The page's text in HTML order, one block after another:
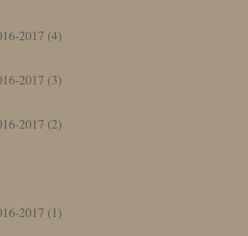
2017 (4)
2017 (3)
2017 (2)
2017 (1)